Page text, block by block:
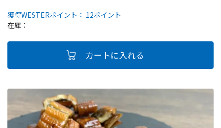
獲得WESTERポイント： 12ポイント
在庫：